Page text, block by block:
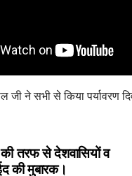
जी ने सभी से किया पर्यावरण
की तरफ से देशवासियों व
की मुबारक।